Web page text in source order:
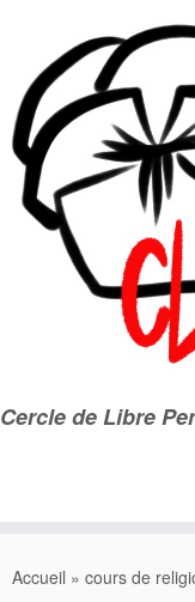
contenu
Cercle de Libre
Accueil » cours de